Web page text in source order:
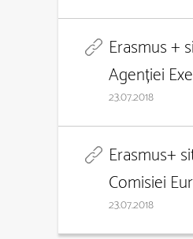
Erasmus +
Agenției
23.07.2018
Erasmus+
Comisiei
23.07.2018